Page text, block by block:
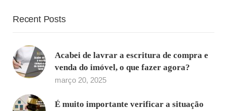
Recent Posts
Acabei de lavrar a escritura de compra e
venda do imóvel, o que fazer agora?
março 20, 2025
É muito importante verificar a situação